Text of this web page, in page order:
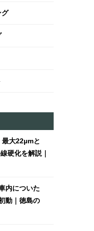
グ
大22µmと
硬化を解説｜
内についた
動｜徳島の